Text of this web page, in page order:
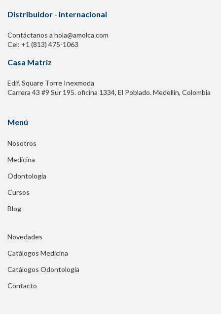
Distribuidor - Internacional
Contáctanos a hola@amolca.com
Cel: +1 (813) 475-1063
Casa Matriz
Edif. Square Torre Inexmoda
Carrera 43 #9 Sur 195. oficina 1334, El Poblado. Medellín, Colombia
Menú
Nosotros
Medicina
Odontología
Cursos
Blog
Novedades
Catálogos Medicina
Catálogos Odontología
Contacto